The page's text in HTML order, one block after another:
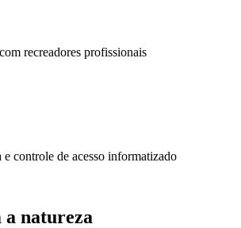
recreadores profissionais
controle de acesso informatizado
a natureza